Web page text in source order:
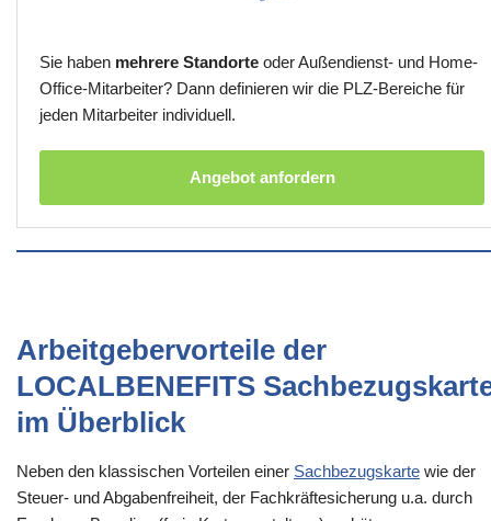
Sie haben mehrere Standorte oder Außendienst- und Home-
Office-Mitarbeiter? Dann definieren wir die PLZ-Bereiche für
jeden Mitarbeiter individuell.
Angebot anfordern
Arbeitgebervorteile der
LOCALBENEFITS
im Überblick
Neben den klassischen Vorteilen einer Sachbezugskarte wie der
Steuer- und Abgabenfreiheit, der Fachkräftesicherung u.a. durch